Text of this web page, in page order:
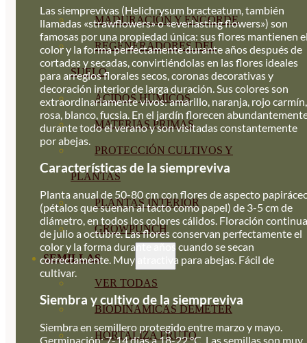
MADURACIÓN Y ENGORDE
REGENERADORES DEL
SUELO
ÁCIDOS HÚMICOS
MATERIAS PRIMAS
PROTECCIÓN CULTIVOS Y
PLANTAS
PLANTAS INTERIOR
GROWPUNCH
SEMILLAS
VER TODAS
BIODINÁMICAS DEMETER
HORTALIZA FRUTO
Las siemprevivas (Helichrysum bracteatum, también
llamadas «strawflowers» o «everlasting flowers») son
famosas por una propiedad única: sus flores mantienen
color y la forma perfectamente durante años después de
cortadas y secadas, convirtiéndolas en las flores ideales
para arreglos florales secos, coronas decorativas y
decoración interior de larga duración. Sus colores son
extraordinariamente vivos: amarillo, naranja, rojo carmín,
rosa, blanco, fucsia. En el jardín florecen
durante todo el verano y son visitadas constantemente
por abejas.
Características de la siempreviva
Planta anual de 50-80 cm con flores de aspecto
(pétalos que suenan al tacto como papel) de 3-5 cm de
diámetro, en todos los colores cálidos. Floración continua
de julio a octubre. Las flores conservan perfectamente el
color y la forma durante años cuando se secan
correctamente. Muy atractiva para abejas. Fácil de
cultivar.
Siembra y cultivo de la siempreviva
Siembra en semillero protegido entre marzo y mayo.
Germinación: 7-14 días a 18-22 °C. Las semillas son muy